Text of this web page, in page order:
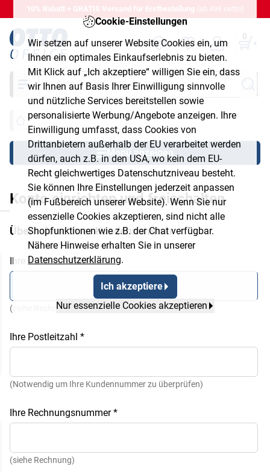
Cookie-Einstellungen
Wir setzen auf unserer Website Cookies ein, um
Ihnen ein optimales Einkaufserlebnis zu bieten.
Mit Klick auf „Ich akzeptiere“ willigen Sie ein, dass
wir Ihnen auf Basis Ihrer Einwilligung sinnvolle
und nützliche Services bereitstellen sowie
personalisierte Werbung/Angebote anzeigen. Ihre
Einwilligung umfasst, dass Cookies von
Drittanbietern außerhalb der EU verarbeitet werden
dürfen, auch z.B. in den USA, wo kein dem EU-
Recht gleichwertiges Datenschutzniveau besteht.
Sie können Ihre Einstellungen jederzeit anpassen
(im Fußbereich unserer Website). Wenn Sie nur
essenzielle Cookies akzeptieren, sind nicht alle
Shopfunktionen wie z.B. der Chat verfügbar.
Nähere Hinweise erhalten Sie in unserer
Datenschutzerklärung.
Ich akzeptiere
Nur essenzielle Cookies akzeptieren
10% Rabatt + GRATIS Versand für Erstbestellung (ab 49€ netto)
0
Suche
Menü anzeigen
Konto einrichten und freischalten
Übernahme Ihrer Kundennummer
Ihre Kundennummer*
(siehe Rechnung oder Lieferschein)
Ihre Postleitzahl *
(Notwendig um Ihre Kundennummer zu überprüfen)
Ihre Rechnungsnummer*
(siehe Rechnung)